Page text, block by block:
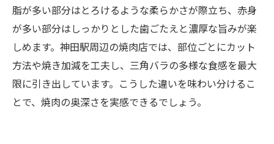
脂が多い部分はとろけるような柔らかさが際立ち、赤身
が多い部分はしっかりとした歯ごたえと濃厚な旨みが楽
しめます。神田駅周辺の焼肉店では、部位ごとにカット
方法や焼き加減を工夫し、三角バラの多様な食感を最大
限に引き出しています。こうした違いを味わい分けるこ
とで、焼肉の奥深さを実感できるでしょう。